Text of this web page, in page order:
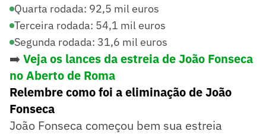
Quarta rodada: 92,5 mil euros
Terceira rodada: 54,1 mil euros
Segunda rodada: 31,6 mil euros
➡️ Veja os lances da estreia de João Fonseca
no Aberto de Roma
Relembre como foi a eliminação de João
Fonseca
João Fonseca começou bem sua estreia